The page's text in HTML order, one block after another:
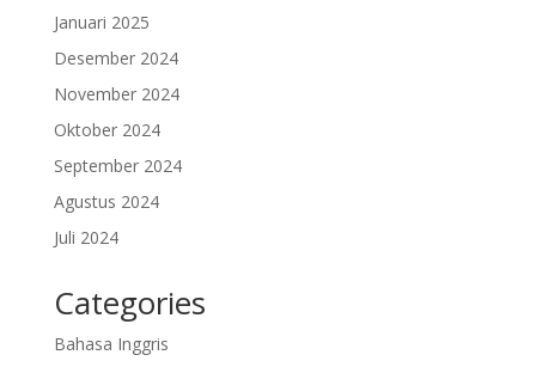
Januari 2025
Desember 2024
November 2024
Oktober 2024
September 2024
Agustus 2024
Juli 2024
Categories
Bahasa Inggris